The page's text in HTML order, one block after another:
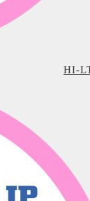
HI-